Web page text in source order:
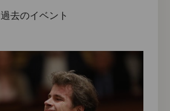
過去のイベント